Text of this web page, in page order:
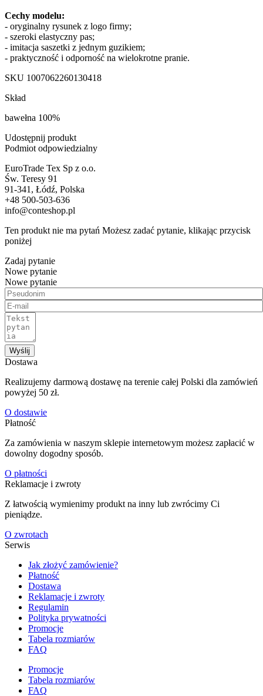
Cechy modelu:
- oryginalny rysunek z logo firmy;
- szeroki elastyczny pas;
- imitacja saszetki z jednym guzikiem;
- praktyczność i odporność na wielokrotne pranie.
SKU 1007062260130418
Skład
bawełna 100%
Udostępnij produkt
Podmiot odpowiedzialny
EuroTrade Tex Sp z o.o.
Św. Teresy 91
91-341, Łódź, Polska
+48 500-503-636
info@conteshop.pl
Ten produkt nie ma pytań Możesz zadać pytanie, klikając przycisk
poniżej
Zadaj pytanie
Nowe pytanie
Nowe pytanie
Wyślij
Dostawa
Realizujemy darmową dostawę na terenie całej Polski dla zamówień
powyżej 50 zł.
O dostawie
Płatność
Za zamówienia w naszym sklepie internetowym możesz zapłacić w
dowolny dogodny sposób.
O płatności
Reklamacje i zwroty
Z łatwością wymienimy produkt na inny lub zwrócimy Ci
pieniądze.
O zwrotach
Serwis
Jak złożyć zamówienie?
Płatność
Dostawa
Reklamacje i zwroty
Regulamin
Polityka prywatności
Promocje
Tabela rozmiarów
FAQ
Promocje
Tabela rozmiarów
FAQ